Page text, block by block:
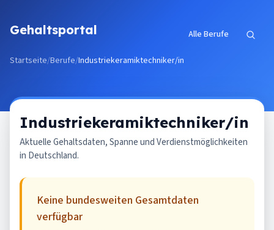
Gehaltsportal Alle Berufe
Startseite/Berufe/Industriekeramiktechniker/in
Industriekeramiktechniker/in
Aktuelle Gehaltsdaten, Spanne und Verdienstmöglichkeiten
in Deutschland.
Keine bundesweiten Gesamtdaten
verfügbar